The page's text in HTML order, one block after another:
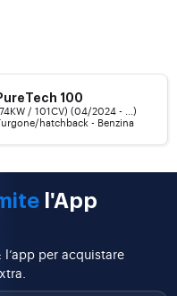
100
/ 101CV) (04/2024 - ...)
hatchback - Benzina
l'App
per acquistare